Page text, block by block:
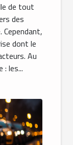
de tout
des
dont le
Au
les...